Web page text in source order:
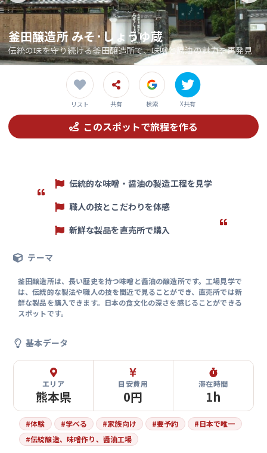
釜田醸造所 みそ·しょうゆ蔵
伝統の味を守り続ける釜田醸造所で、味噌と醤油の魅力を再発見
リスト 共有 検索 X共有
このスポットで旅程を作る
伝統的な味噌・醤油の製造工程を見学
職人の技とこだわりを体感
新鮮な製品を直売所で購入
テーマ
釜田醸造所は、長い歴史を持つ味噌と醤油の醸造所です。工場見学で
は、伝統的な製法や職人の技を間近で見ることができ、直売所では新
鮮な製品を購入できます。日本の食文化の深さを感じることができる
スポットです。
基本データ
エリア
熊本県
目安費用
0円
滞在時間
1h
#体験 #学べる #家族向け #要予約 #日本で唯一
#伝統醸造、味噌作り、醤油工場